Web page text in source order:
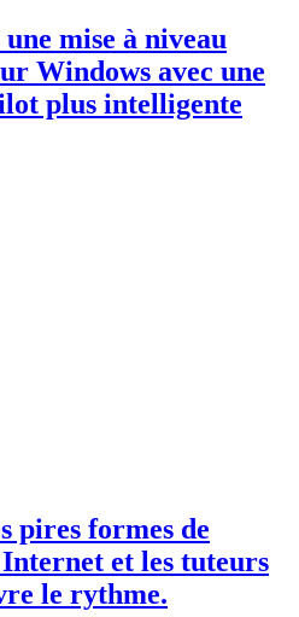
mise à niveau
Windows avec une
plus intelligente
pires formes de
et les tuteurs
le rythme.